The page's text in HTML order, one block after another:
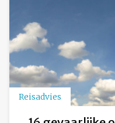
Reisadvies